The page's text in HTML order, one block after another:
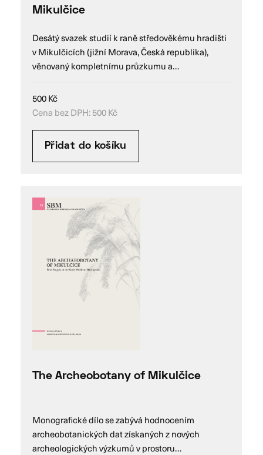
Mikulčice
Desátý svazek studií k raně středověkému hradišti
v Mikulčicích (jižní Morava, Česká republika),
věnovaný kompletnímu průzkumu a…
500Kč
Cena bez DPH:500Kč
Přidat do košíku
The Archeobotany of Mikulčice
Monografické dílo se zabývá hodnocením
archeobotanických dat získaných z nových
archeologických výzkumů v prostoru…